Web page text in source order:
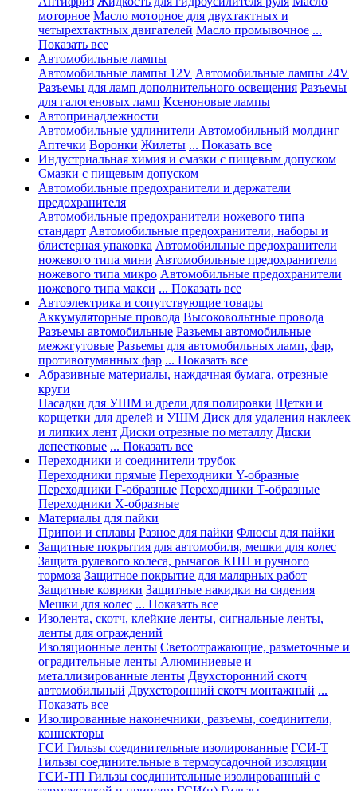
моторное Масло моторное для двухтактных и
четырехтактных двигателей Масло промывочное ...
Показать все
Автомобильные лампы
Автомобильные лампы 12V Автомобильные лампы 24V
Разъемы для ламп дополнительного освещения Разъемы
для галогеновых ламп Ксеноновые лампы
Автопринадлежности
Автомобильные удлинители Автомобильный молдинг
Аптечки Воронки Жилеты ... Показать все
Индустриальная химия и смазки с пищевым допуском
Смазки с пищевым допуском
Автомобильные предохранители и держатели
предохранителя
Автомобильные предохранители ножевого типа
стандарт Автомобильные предохранители, наборы и
блистерная упаковка Автомобильные предохранители
ножевого типа мини Автомобильные предохранители
ножевого типа микро Автомобильные предохранители
ножевого типа макси ... Показать все
Автоэлектрика и сопутствующие товары
Аккумуляторные провода Высоковольтные провода
Разъемы автомобильные Разъемы автомобильные
межжгутовые Разъемы для автомобильных ламп, фар,
противотуманных фар ... Показать все
Абразивные материалы, наждачная бумага, отрезные
круги
Насадки для УШМ и дрели для полировки Щетки и
корщетки для дрелей и УШМ Диск для удаления наклеек
и липких лент Диски отрезные по металлу Диски
лепестковые ... Показать все
Переходники и соединители трубок
Переходники прямые Переходники Y-образные
Переходники Г-образные Переходники Т-образные
Переходники Х-образные
Материалы для пайки
Припои и сплавы Разное для пайки Флюсы для пайки
Защитные покрытия для автомобиля, мешки для колес
Защита рулевого колеса, рычагов КПП и ручного
тормоза Защитное покрытие для малярных работ
Защитные коврики Защитные накидки на сидения
Мешки для колес ... Показать все
Изолента, скотч, клейкие ленты, сигнальные ленты,
ленты для ограждений
Изоляционные ленты Светоотражающие, разметочные и
оградительные ленты Алюминиевые и
металлизированные ленты Двухсторонний скотч
автомобильный Двухсторонний скотч монтажный ...
Показать все
Изолированные наконечники, разъемы, соединители,
коннекторы
ГСИ Гильзы соединительные изолированные ГСИ-Т
Гильзы соединительные в термоусадочной изоляции
ГСИ-ТП Гильзы соединительные изолированный с